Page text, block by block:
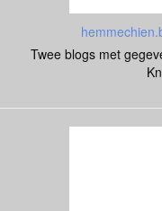
Twee blogs met